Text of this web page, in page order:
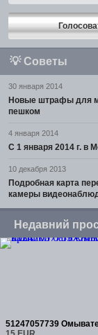
💡 Советы
30 января 2014
Новые штрафы для
пешком
4 января 2014
С 1 января 2014 г.
10 декабря 2013
Подробная карта
камеры
Недавний